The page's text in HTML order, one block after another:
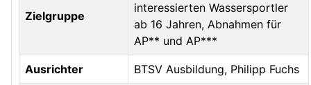
Zielgruppe
interessierten Wassersportler
ab 16 Jahren, Abnahmen für
AP** und AP***
Ausrichter BTSV Ausbildung, Philipp Fuchs